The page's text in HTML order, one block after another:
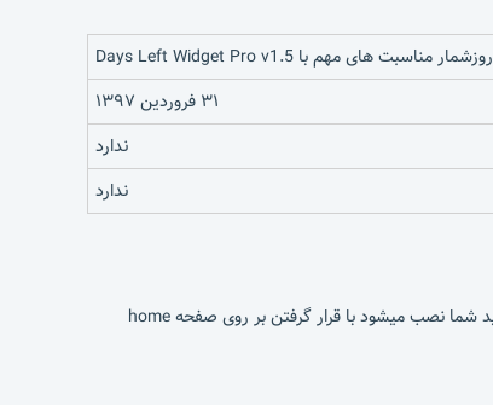
روزشمار مناسبت های مهم با Days Left Widget Pro v1.5
۳۱ فروردین ۱۳۹۷
ندارد
ندارد
اگر شما هم بعضی از روزهای مهم مثل تاریخ تولد دوستان و… را فراموش میکنید ،این نرم افزار مشکل شما را به راحتی حل میکند این ویجت که بر روی اندروید شما نصب میشود با قرار گرفتن بر روی صفحه home